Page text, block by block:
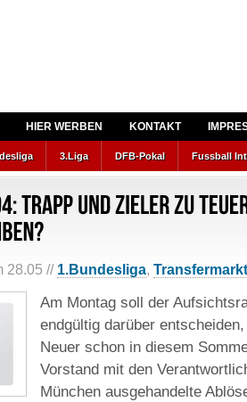
HIER WERBEN KONTAKT
3.Liga DFB-Pokal Fussball
28.05 // 1.Bundesliga, Transfermarkt
Am Montag soll der
endgültig darüber
Neuer schon in diesem
Vorstand mit den
München ausgehandelte